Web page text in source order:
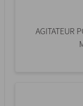
AGITATEUR